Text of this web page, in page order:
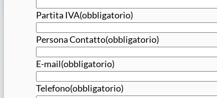
Partita IVA(obbligatorio)
Persona Contatto(obbligatorio)
E-mail(obbligatorio)
Telefono(obbligatorio)